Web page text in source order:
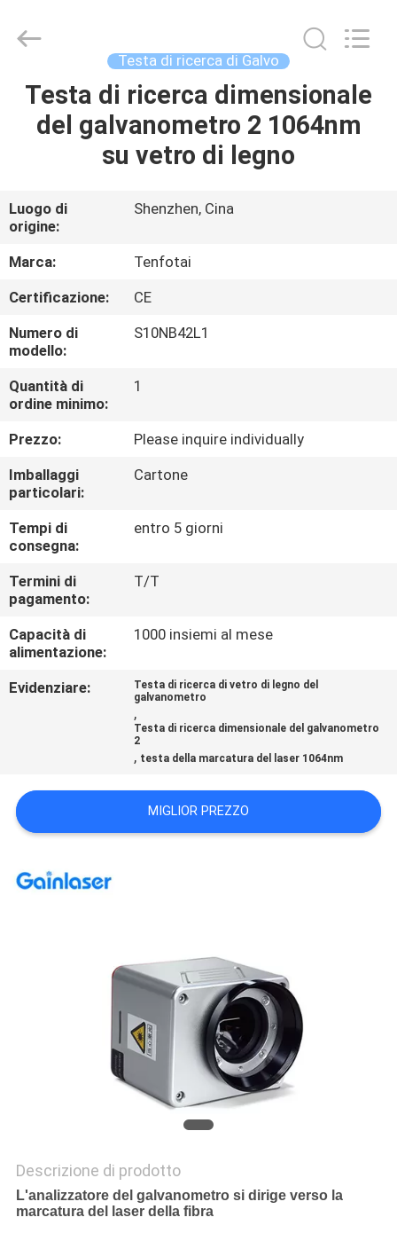
CASA
PRODOTTI
CIRCA
NOI
GIRO
DELLA
FABBRICA
CONTROLLO
DI
QUALITÀ
CONTATTICI
RICHIEDA
UNA
CITAZIONE
MAPPA
PRIVACY
Gainlaser
Laser
Rights
Testa di ricerca di Galvo
Testa di ricerca dimensionale
del galvanometro 2 1064nm
su vetro di legno
Luogo di
origine:
Shenzhen, Cina
Marca:
Tenfotai
Certificazione:
CE
Numero di
modello:
S10NB42L1
Quantità di
ordine minimo:
1
Prezzo:
Please inquire individually
Imballaggi
particolari:
Cartone
Tempi di
consegna:
entro 5 giorni
Termini di
pagamento:
T/T
Capacità di
alimentazione:
1000 insiemi al mese
Evidenziare:
Testa di ricerca di vetro di legno del
galvanometro
,
Testa di ricerca dimensionale del galvanometro
2
, testa della marcatura del laser 1064nm
MIGLIOR PREZZO
Descrizione di prodotto
L'analizzatore del galvanometro si dirige verso la
marcatura del laser della fibra